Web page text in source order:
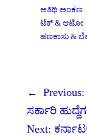
ಅತಿಥಿ ಅಂಕಣ
ಟೆಕ್ & ಆಟೋ
ಹಣಕಾಸು &
← Previous:
ಸರ್ಕಾರಿ
Next: